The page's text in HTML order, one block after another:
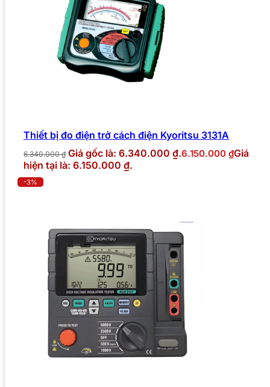
Thiết bị đo điện trở cách điện Kyoritsu 3131A
6.340.000₫ Giá gốc là: 6.340.000 ₫.6.150.000 ₫Giá
hiện tại là: 6.150.000 ₫.
-3%